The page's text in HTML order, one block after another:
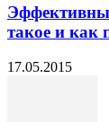
такое и как
17.05.2015